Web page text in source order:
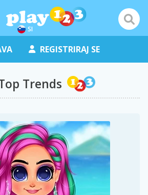
SI
REGISTRIRAJ SE
Trends